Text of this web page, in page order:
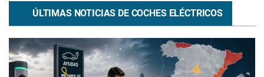
ÚLTIMAS NOTICIAS DE COCHES ELÉCTRICOS